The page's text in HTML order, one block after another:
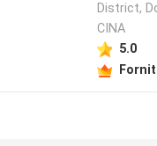
District,
CINA
5.0